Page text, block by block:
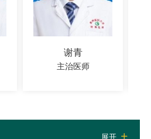
谢青
主治医师
展开 